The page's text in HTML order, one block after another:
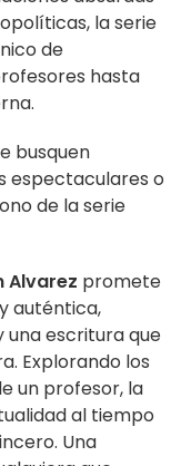
la serie
de
hasta
busquen
espectaculares o
de la serie
Alvarez promete
auténtica,
escritura que
Explorando los
un profesor, la
al tiempo
Una